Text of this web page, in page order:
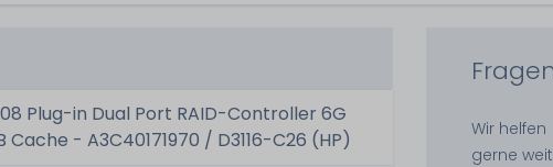
Plug-in Dual Port RAID-Controller 6G
Cache - A3C40171970 / D3116-C26 (HP)
Wir helfen
gerne